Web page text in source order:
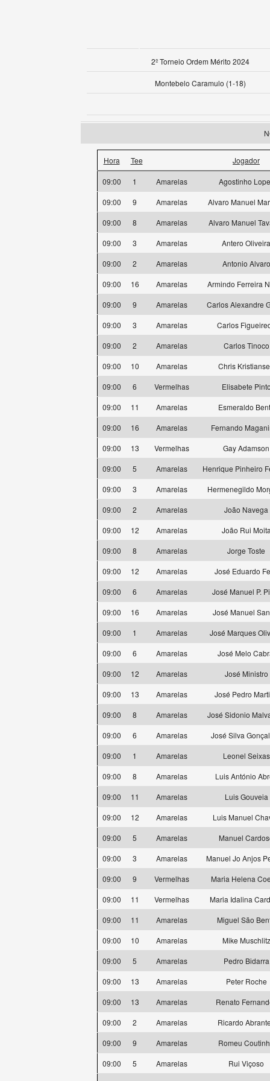
2º Torneio Ordem Mérito 2024
Montebelo Caramulo (1-18)
Hora Tee Jogador
09:00 1 Amarelas
Agostinho
09:00
9 Amarelas
Alvaro Manuel
09:00
8 Amarelas
Alvaro Manuel
09:00
3 Amarelas
Antero Oliveira
09:00
2 Amarelas
Antonio Alvaro
09:00
16 Amarelas
Armindo Ferreira
09:00
9 Amarelas
Carlos Alexandre
09:00
3 Amarelas
Carlos
09:00
2 Amarelas
Carlos Tinoco
09:00
10 Amarelas
Chris
09:00
6 Vermelhas
Elisabete
09:00
11 Amarelas
Esmeraldo
09:00
16 Amarelas
Fernando
09:00
13 Vermelhas
Gay Adamson
09:00
5 Amarelas
Henrique Pinheiro
09:00
3 Amarelas
Hermenegildo
09:00
2 Amarelas
João Navega
09:00
12 Amarelas
João Rui
09:00
8 Amarelas
Jorge Toste
09:00
12 Amarelas
José Eduardo
09:00
6 Amarelas
José Manuel P.
09:00
16 Amarelas
José Manuel
09:00
1 Amarelas
José Marques
09:00
6 Amarelas
José Melo
09:00
12 Amarelas
José Ministro
09:00
13 Amarelas
José Pedro
09:00
8 Amarelas
José Sidonio
09:00
6 Amarelas
José Silva
09:00
1 Amarelas
Leonel Seixas
09:00
8 Amarelas
Luis António
09:00
11 Amarelas
Luis Gouveia
09:00
12 Amarelas
Luis Manuel
09:00
5 Amarelas
Manuel
09:00
3 Amarelas
Manuel Jo Anjos
09:00
9 Vermelhas
Maria Helena
09:00
11 Vermelhas
Maria Idalina
09:00
11 Amarelas
Miguel São
09:00
10 Amarelas
Mike Muschlitz
09:00
5 Amarelas
Pedro Bidarra
09:00
13 Amarelas
Peter Roche
09:00
13 Amarelas
Renato
09:00
2 Amarelas
Ricardo
09:00
9 Amarelas
Romeu
09:00
5 Amarelas
Rui Viçoso